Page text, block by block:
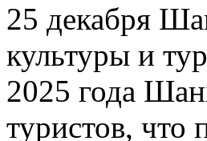
25 декабря
культуры и
2025 года
туристов, что